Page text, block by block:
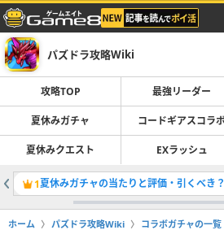
パズドラ攻略Wiki
攻略TOP 最強リーダー
夏休みガチャ コードギアスコラ
夏休みクエスト EXラッシュ
1夏休みガチャの当たりと評価・引くべき？
ホーム パズドラ攻略Wiki コラボガチャの一覧